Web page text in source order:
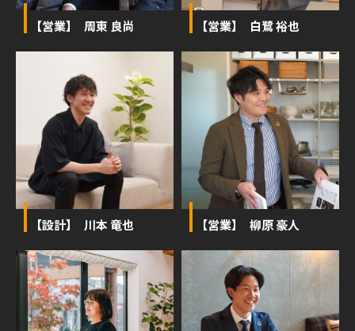
【営業】 周東 良尚 【営業】 白鷺 裕也
【設計】 川本 竜也 【営業】 柳原 豪人